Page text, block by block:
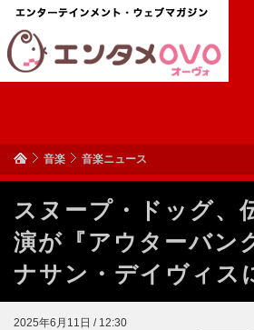
音楽 音楽ニュース
スヌープ・ドッグ、
演が『アウターバン
ナサン・デイヴィス
2025年6月11日 / 12:30